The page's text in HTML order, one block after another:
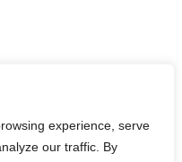
experience, serve
our traffic. By